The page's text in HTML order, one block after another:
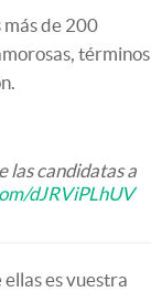
más de 200
términos
las candidatas a
dJRViPLhUV
es vuestra